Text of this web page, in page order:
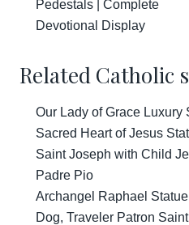
Pedestals | Complete
Devotional Display
Related Catholic
Our Lady of Grace Luxury
Sacred Heart of Jesus
Saint Joseph with Child
Padre Pio
Archangel Raphael
Dog, Traveler Patron